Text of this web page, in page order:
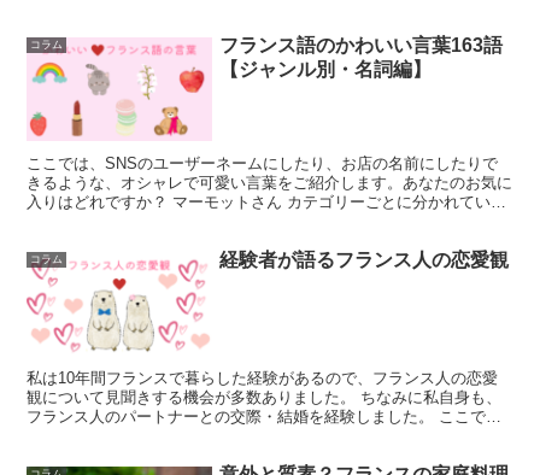
コラム
フランス語のかわいい言葉163語
【ジャンル別・名詞編】
ここでは、SNSのユーザーネームにしたり、お店の名前にしたりで
きるような、オシャレで可愛い言葉をご紹介します。あなたのお気に
入りはどれですか？ マーモットさん カテゴリーごとに分かれている
コラム 経験者が語るフランス人の恋愛観
私は10年間フランスで暮らした経験があるので、フランス人の恋愛
観について見聞きする機会が多数ありました。 ちなみに私自身も、
フランス人のパートナーとの交際・結婚を経験しました。 ここで